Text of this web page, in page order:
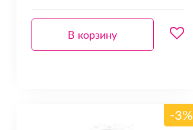
В корзину
-3%